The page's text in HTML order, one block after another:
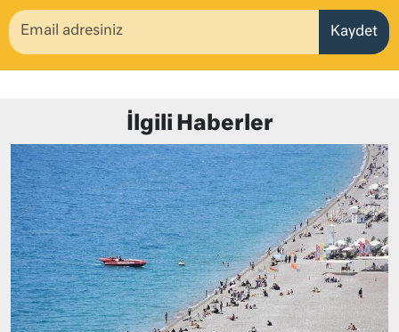
Kaydet
İlgili Haberler